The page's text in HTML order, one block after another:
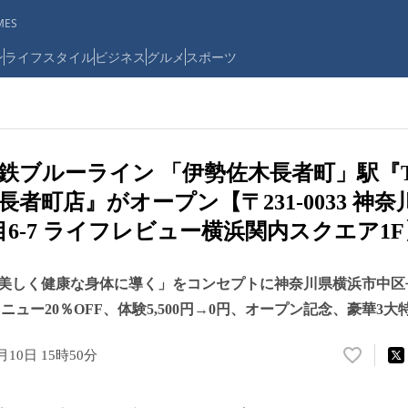
ライフスタイルビジネス グルメ スポーツ
ブルーライン 「伊勢佐木長者町」駅
者町店』がオープン【〒231-0033 神奈
6-7 ライフレビュー横浜関内スクエア
しく健康な身体に導く」をコンセプトに神奈川県横浜市中
ュー20％OFF、体験5,500円→0円、オープン記念、豪華3大
10日 15時50分
い